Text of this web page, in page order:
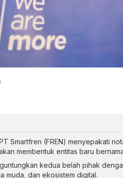
Smartfren (FREN) menyepakati
membentuk entitas baru
kedua belah pihak
muda, dan ekosistem digital.